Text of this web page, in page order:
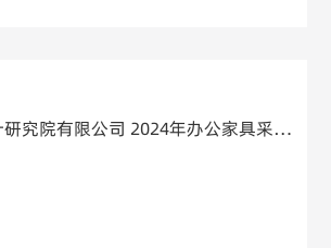
成都市建筑设计研究院有限公司 2024年办公家具采购项目比选采购公告